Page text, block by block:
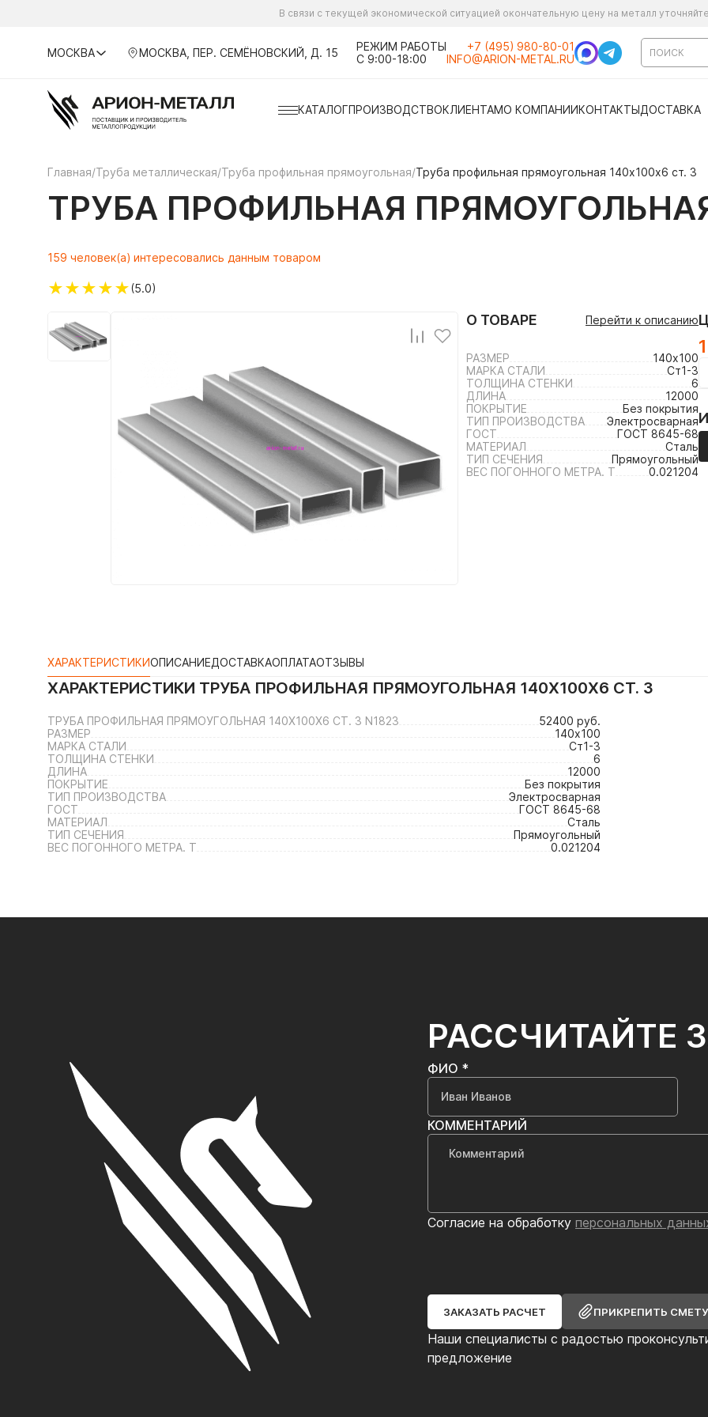
В связи с текущей экономической ситуацией окончательную цену на металл
МОСКВА МОСКВА, ПЕР. СЕМЁНОВСКИЙ, Д. 15
РЕЖИМ РАБОТЫ
С 9:00-18:00
+7 (495) 980-80-01
INFO@ARION-METAL.RU
КАТАЛОГПРОИЗВОДСТВОКЛИЕНТАМО КОМПАНИИКОНТАКТЫДОСТАВКА
Главная/Труба металлическая/Труба профильная прямоугольная/Труба профильная прямоугольная 140х100х6 ст. 3
ТРУБА ПРОФИЛЬНАЯ
159 человек(а) интересовались данным товаром
★★★★★(5.0)
О ТОВАРЕ Перейти к описанию
РАЗМЕР
140х100
МАРКА СТАЛИ
Ст1-3
ТОЛЩИНА СТЕНКИ
6
ДЛИНА
12000
ПОКРЫТИЕ
Без покрытия
ТИП ПРОИЗВОДСТВА
Электросварная
ГОСТ
ГОСТ 8645-68
МАТЕРИАЛ
Сталь
ТИП СЕЧЕНИЯ
Прямоугольный
ВЕС ПОГОННОГО МЕТРА. Т
0.021204
ХАРАКТЕРИСТИКИОПИСАНИЕДОСТАВКАОПЛАТАОТЗЫВЫ
ХАРАКТЕРИСТИКИ ТРУБА ПРОФИЛЬНАЯ ПРЯМОУГОЛЬНАЯ 140Х100Х6 СТ. 3
ТРУБА ПРОФИЛЬНАЯ ПРЯМОУГОЛЬНАЯ 140Х100Х6 СТ. 3 N1823
52400 руб.
РАЗМЕР
140х100
МАРКА СТАЛИ
Ст1-3
ТОЛЩИНА СТЕНКИ
6
ДЛИНА
12000
ПОКРЫТИЕ
Без покрытия
ТИП ПРОИЗВОДСТВА
Электросварная
ГОСТ
ГОСТ 8645-68
МАТЕРИАЛ
Сталь
ТИП СЕЧЕНИЯ
Прямоугольный
ВЕС ПОГОННОГО МЕТРА. Т
0.021204
РАССЧИТАЙТЕ
Наши специалисты с радостью
предложение
ФИО *
КОММЕНТАРИЙ
Согласие на обработку персональных
ЗАКАЗАТЬ РАСЧЕТ ПРИКРЕПИТЬ СМЕТУ